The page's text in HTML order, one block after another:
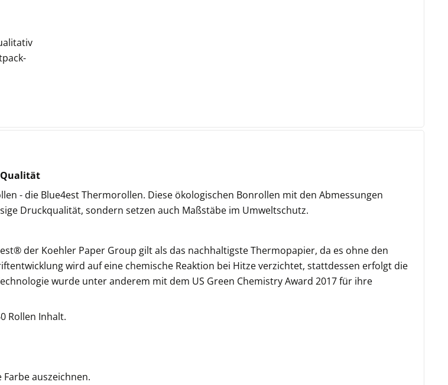
Qualität
- die Blue4est Thermorollen. Diese ökologischen Bonrollen mit den Abmessungen
Druckqualität, sondern setzen auch Maßstäbe im Umweltschutz.
der Koehler Paper Group gilt als das nachhaltigste Thermopapier, da es ohne den
wird auf eine chemische Reaktion bei Hitze verzichtet, stattdessen erfolgt die
wurde unter anderem mit dem US Green Chemistry Award 2017 für ihre
Rollen Inhalt.
auszeichnen.